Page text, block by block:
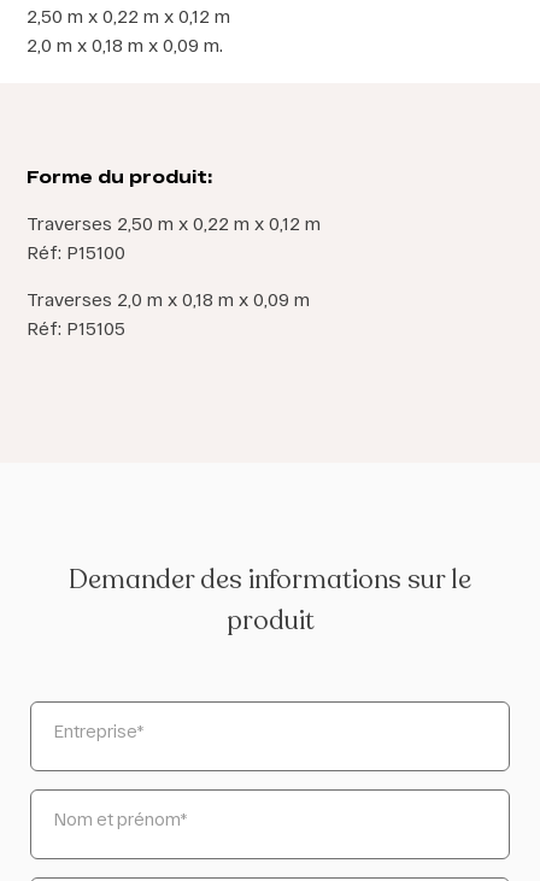
2,50 m x 0,22 m x 0,12 m
2,0 m x 0,18 m x 0,09 m.
Forme du produit:
Traverses 2,50 m x 0,22 m x 0,12 m
Réf: P15100
Traverses 2,0 m x 0,18 m x 0,09 m
Réf: P15105
Demander des informations sur le
produit
Entreprise*
Nom et prénom*